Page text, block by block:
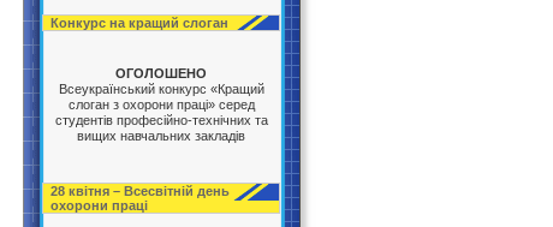
Конкурс на кращий слоган
ОГОЛОШЕНО
Всеукраїнський конкурс «Кращий
слоган з охорони праці» серед
студентів професійно-технічних та
вищих навчальних закладів
28 квітня – Всесвітній день
охорони праці